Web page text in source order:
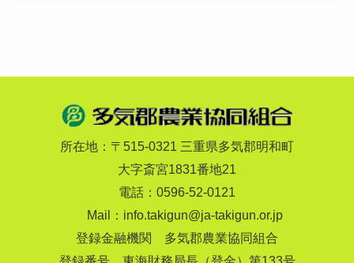
所在地：〒515-0321 三重県多気郡明和町
大字斎宮1831番地21
電話：0596-52-0121
Mail： info.takigun@ja-takigun.or.jp
登録金融機関 多気郡農業協同組合